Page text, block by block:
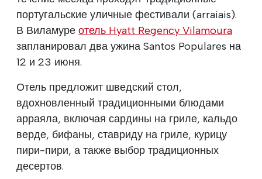
португальские уличные фестивали (arraiais).
В Виламуре отель Hyatt Regency Vilamoura
запланировал два ужина Santos Populares на
12 и 23 июня.
Отель предложит шведский стол,
вдохновленный традиционными блюдами
арраяла, включая сардины на гриле, кальдо
верде, бифаны, ставриду на гриле, курицу
пири-пири, а также выбор традиционных
десертов.